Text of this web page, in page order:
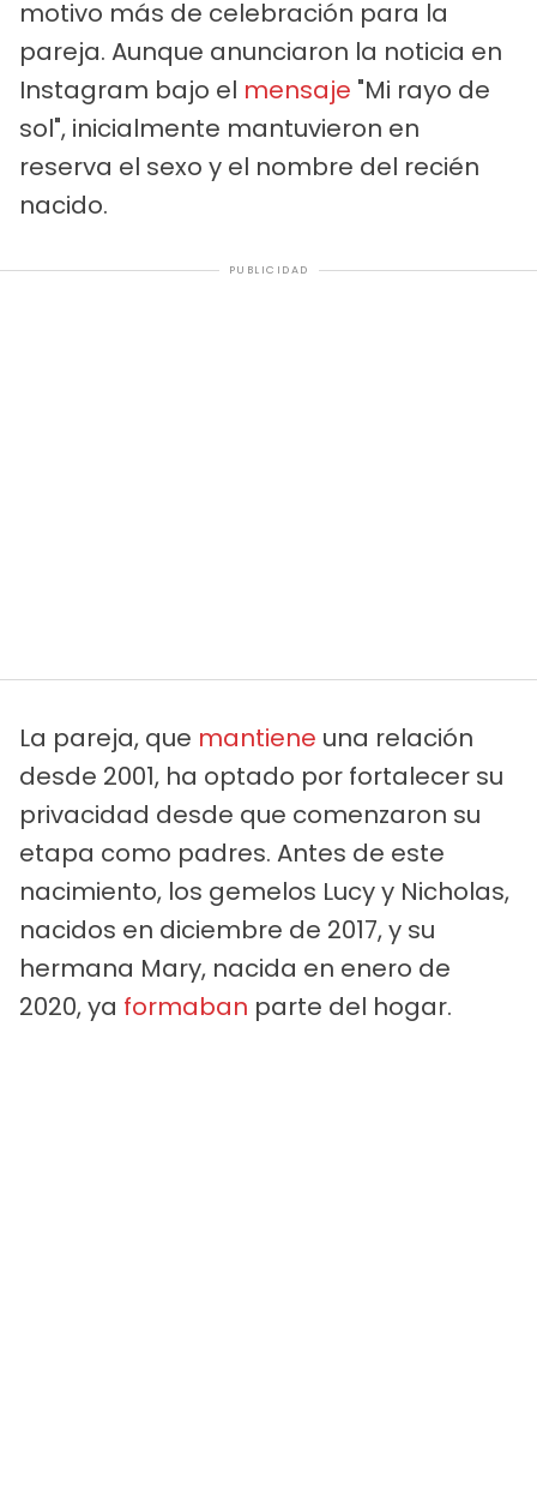
motivo más de celebración para la
pareja. Aunque anunciaron la noticia en
Instagram bajo el mensaje "Mi rayo de
sol", inicialmente mantuvieron en
reserva el sexo y el nombre del recién
nacido.
PUBLICIDAD
La pareja, que mantiene una relación
desde 2001, ha optado por fortalecer su
privacidad desde que comenzaron su
etapa como padres. Antes de este
nacimiento, los gemelos Lucy y Nicholas,
nacidos en diciembre de 2017, y su
hermana Mary, nacida en enero de
2020, ya formaban parte del hogar.